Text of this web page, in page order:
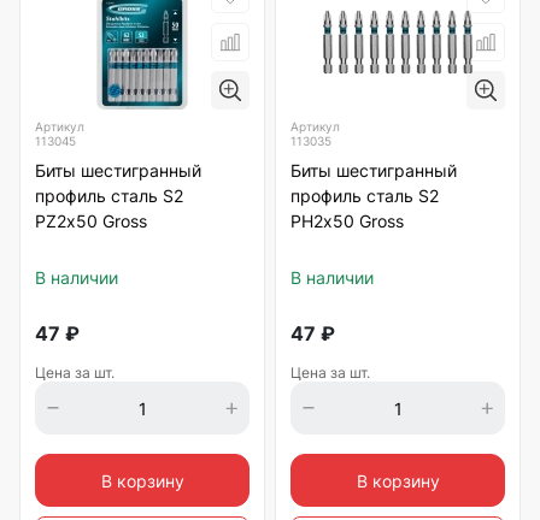
Артикул
113045
Биты шестигранный
профиль сталь S2
PZ2х50 Gross
В наличии
47 ₽
Цена за шт.
В корзину
Артикул
113035
Биты шестигранный
профиль сталь S2
PH2х50 Gross
В наличии
47 ₽
Цена за шт.
В корзину